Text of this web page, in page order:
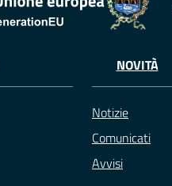
NOVITÀ
Notizie
Comunicati
Avvisi